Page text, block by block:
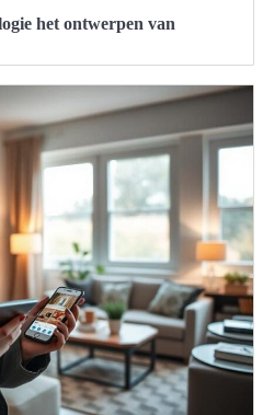
het ontwerpen van